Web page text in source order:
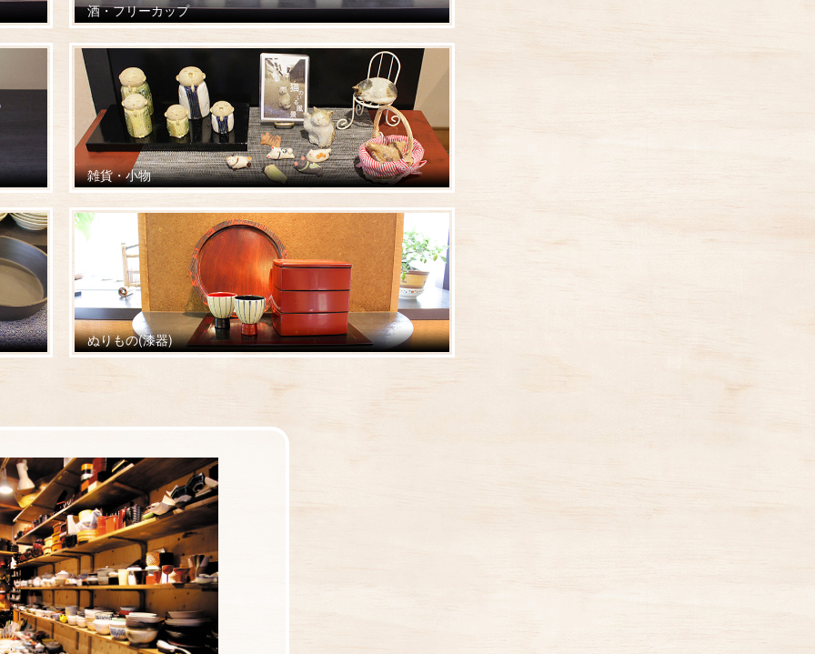
酒・フリーカップ
雑貨・小物
ぬりもの(漆器)